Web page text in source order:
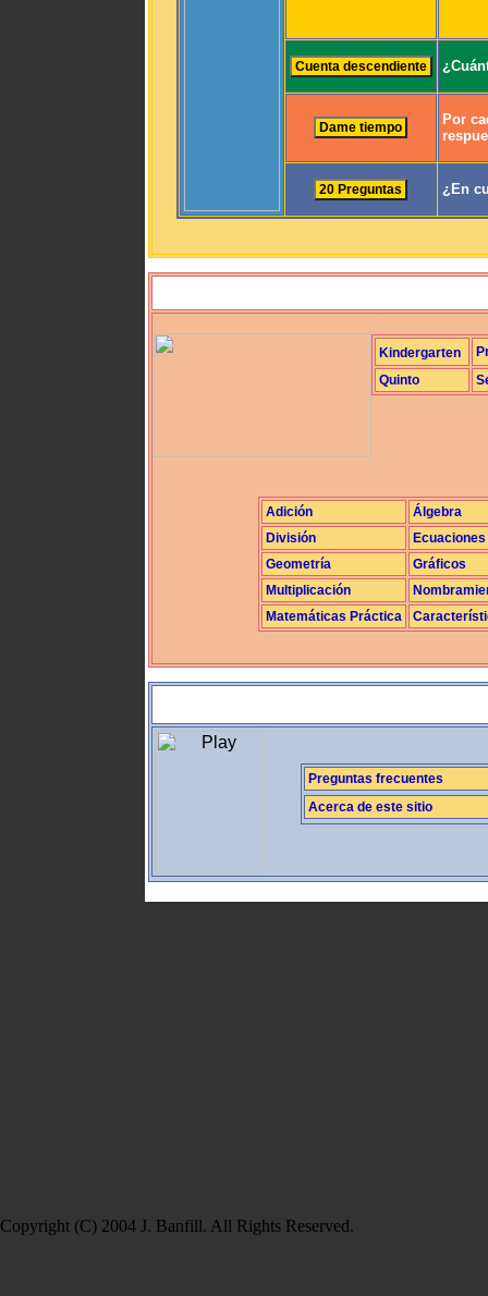
Por
¿En
Kindergarten
Quinto
Adición
Álgebra
División
Ecuaciones
Geometría
Gráficos
Multiplicación
Matemáticas Práctica
Preguntas frecuentes
Acerca de este sitio
Copyright (C) 2004 J. Banfill. All Rights Reserved.